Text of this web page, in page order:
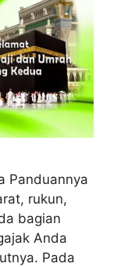
Panduannya
rukun,
bagian
Anda
Pada